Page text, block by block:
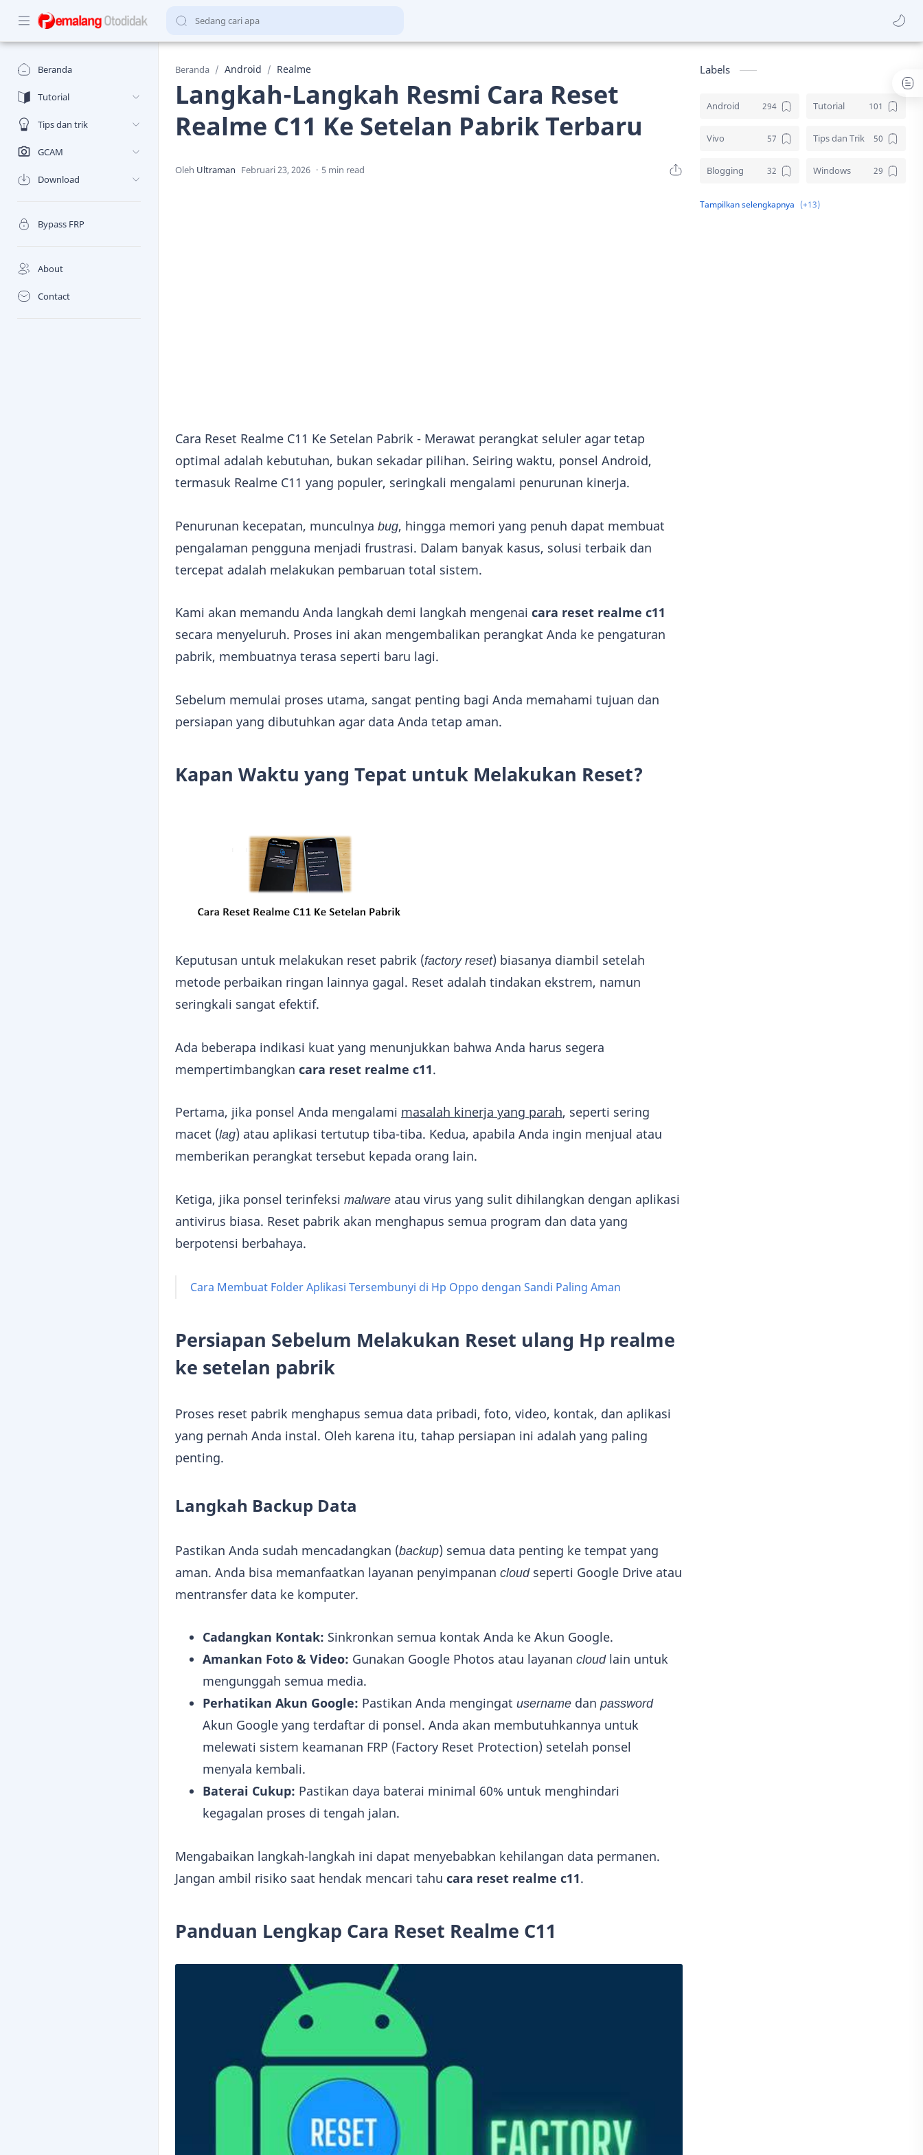
Beranda
Tutorial
Tips dan trik
GCAM
Download
Bypass FRP
About
Contact
Beranda Android Realme
Langkah-Langkah Resmi Cara Reset
Realme C11 Ke Setelan Pabrik Terbaru
5 min read
Cara Reset Realme C11 Ke Setelan Pabrik - Merawat perangkat seluler agar tetap
optimal adalah kebutuhan, bukan sekadar pilihan. Seiring waktu, ponsel Android,
termasuk Realme C11 yang populer, seringkali mengalami penurunan kinerja.
Penurunan kecepatan, munculnya bug, hingga memori yang penuh dapat membuat
pengalaman pengguna menjadi frustrasi. Dalam banyak kasus, solusi terbaik dan
tercepat adalah melakukan pembaruan total sistem.
Kami akan memandu Anda langkah demi langkah mengenai cara reset realme c11
secara menyeluruh. Proses ini akan mengembalikan perangkat Anda ke pengaturan
pabrik, membuatnya terasa seperti baru lagi.
Sebelum memulai proses utama, sangat penting bagi Anda memahami tujuan dan
persiapan yang dibutuhkan agar data Anda tetap aman.
Kapan Waktu yang Tepat untuk Melakukan Reset?
Keputusan untuk melakukan reset pabrik (factory reset) biasanya diambil setelah
metode perbaikan ringan lainnya gagal. Reset adalah tindakan ekstrem, namun
seringkali sangat efektif.
Ada beberapa indikasi kuat yang menunjukkan bahwa Anda harus segera
mempertimbangkan cara reset realme c11.
Pertama, jika ponsel Anda mengalami masalah kinerja yang parah, seperti sering
macet (lag) atau aplikasi tertutup tiba-tiba. Kedua, apabila Anda ingin menjual atau
memberikan perangkat tersebut kepada orang lain.
Ketiga, jika ponsel terinfeksi malware atau virus yang sulit dihilangkan dengan aplikasi
antivirus biasa. Reset pabrik akan menghapus semua program dan data yang
berpotensi berbahaya.
Cara Membuat Folder Aplikasi Tersembunyi di Hp Oppo dengan Sandi Paling Aman
Persiapan Sebelum Melakukan Reset ulang Hp realme
ke setelan pabrik
Proses reset pabrik menghapus semua data pribadi, foto, video, kontak, dan aplikasi
yang pernah Anda instal. Oleh karena itu, tahap persiapan ini adalah yang paling
penting.
Langkah Backup Data
Pastikan Anda sudah mencadangkan (backup) semua data penting ke tempat yang
aman. Anda bisa memanfaatkan layanan penyimpanan cloudseperti Google Drive atau
mentransfer data ke komputer.
Cadangkan Kontak: Sinkronkan semua kontak Anda ke Akun Google.
Amankan Foto & Video: Gunakan Google Photos atau layanan cloudlain untuk
mengunggah semua media.
Perhatikan Akun Google: Pastikan Anda mengingat username dan password
Akun Google yang terdaftar di ponsel. Anda akan membutuhkannya untuk
melewati sistem keamanan FRP (Factory Reset Protection) setelah ponsel
menyala kembali.
Baterai Cukup: Pastikan daya baterai minimal 60% untuk menghindari
kegagalan proses di tengah jalan.
Mengabaikan langkah-langkah ini dapat menyebabkan kehilangan data permanen.
Jangan ambil risiko saat hendak mencari tahu cara reset realme c11.
Panduan Lengkap Cara Reset Realme C11
Labels
Android Tutorial
Vivo Tips dan Trik
Blogging Windows
Download Elektronik